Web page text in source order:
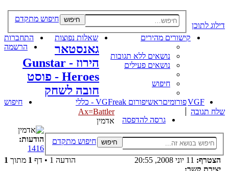
דילוג לתוכן
חיפוש חיפוש מתקדם
קישורים מהירים
נושאים ללא תגובות
נושאים פעילים
חיפוש
שאלות נפוצות
התחברות
הרשמה
VGF פורומיםראשיפורום VGFreak - כללי חיפוש
גאנסטאר
הירוז - Gunstar
Heroes - פוסט
חובה לשחק
שלח תגובה
גרסה להדפסה
חיפוש חיפוש מתקדם
הודעה 1 • דף 1מתוך 1
Ax=Battler
אדמין
הודעות:
1416
הצטרף:11 יוני 2008, 20:55
יצירת קשר: